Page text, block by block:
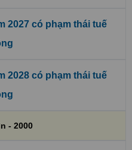
2027 có phạm thái tuế
2028 có phạm thái tuế
- 2000